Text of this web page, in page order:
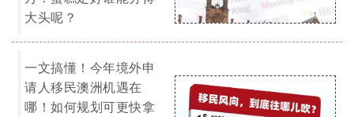
大头呢？
一文搞懂！今年境外申
请人移民澳洲机遇在
哪！如何规划可更快拿